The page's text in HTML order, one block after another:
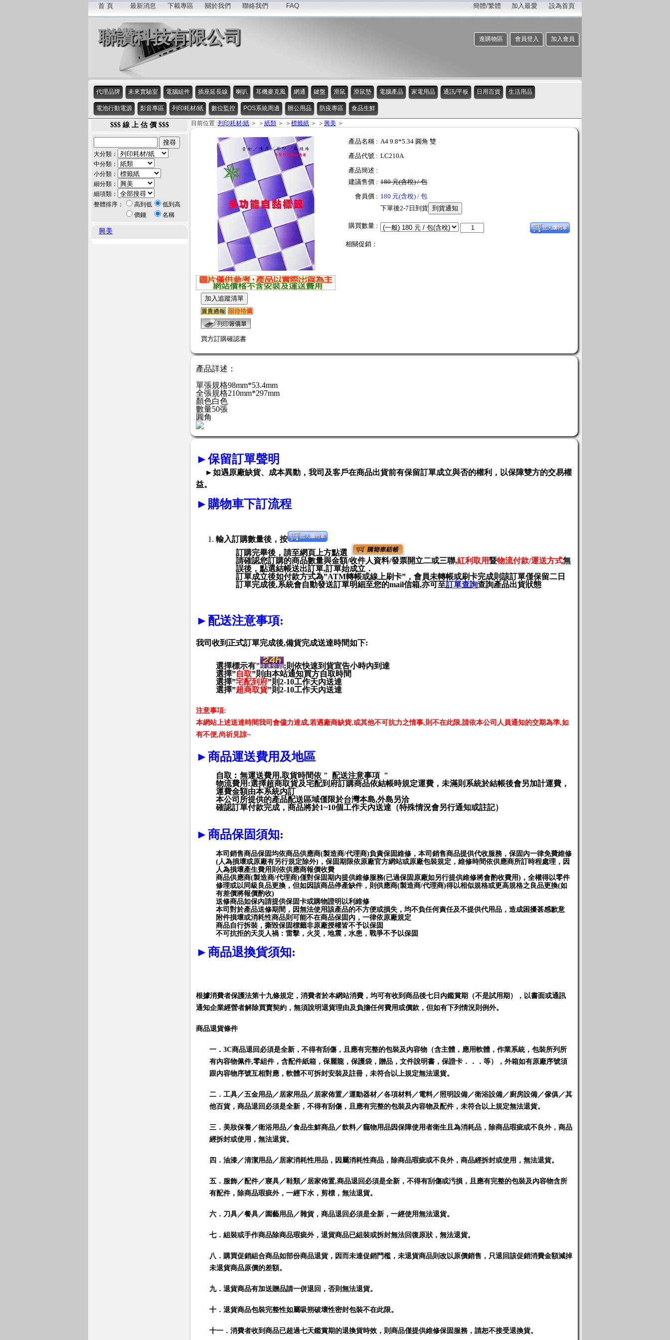
首 頁 最新消息 下載專區 關於我們 聯絡我們 FAQ 簡體/繁體 加入最愛 設為首頁
聯讚科技有限公司 進購物區 會員登入 加入會員
代理品牌 未來實驗室 電腦組件 插座延長線 喇叭 耳機麥克風 網通 鍵盤 滑鼠 滑鼠墊 電腦產品 家電用品 通訊/平板 日用百貨 生活用品
電池行動電源 影音專區 列印耗材/紙 數位監控 POS系統周邊 辦公用品 防疫專區 食品生鮮
$$$ 線 上 估 價 $$$
大分類：
中分類：
小分類：
細分類：
細項類：
整體排序：
高到低
低到高
價錢
名稱
興美
目前位置 :列印耗材/紙 ＞ ＞ 紙類 ＞ ＞ 標籤紙 ＞ ＞ 興美 ＞
買方訂購確認書
產品名稱 : A4 9.8*5.34 圓角 雙
產品代號 : LC210A
產品簡述 :
建議售價 : 180 元(含稅) / 包
會員價 : 180 元(含稅) / 包
下單後2-7日到貨
購買數量 :
相關促銷：
產品詳述：
單張規格98mm*53.4mm
全張規格210mm*297mm
顏色白色
數量50張
圓角
►保留訂單聲明
►如遇原廠缺貨、成本異動，我司及客戶在商品出貨前有保留訂單成立與否的權利，以保障雙方的交易權
益。
► 購物車下訂流程
輸入訂購數量後，按
訂購完畢後，請至網頁上方點選
請確認您訂購的商品數量與金額/收件人資料/發票開立二或三聯,紅利取用暨物流付款/運送方式無
誤後，點選結帳送出訂單,訂單始成立．
訂單成立後如付款方式為”ATM轉帳或線上刷卡”，會員未轉帳或刷卡完成則該訂單僅保留二日
訂單完成後,系統會自動發送訂單明細至您的mail信箱,亦可至訂單查詢查詢產品出貨狀態
► 配送注意事項:
我司收到正式訂單完成後,備貨完成送達時間如下:
選擇標示有" ;則依快速到貨宣告小時內到達
選擇”自取”則由本站通知買方自取時間
選擇”宅配到府”則2-10工作天內送達
選擇”超商取貨”則2-10工作天內送達
注意事項:
本網站上述送達時間我司會儘力達成,若遇廠商缺貨,或其他不可抗力之情事,則不在此限,請依本公司人員通知的交期為準,如
有不便,尚祈見諒~
►商品運送費用及地區
自取︰無運送費用,取貨時間依 " 配送注意事項 "
物流費用 :選擇超商取貨及宅配到府訂購商品依結帳時規定運費，未滿則系統於結帳後會另加計運費，
運費金額由本系統內訂
本公司所提供的產品配送區域僅限於台灣本島,外島另洽
確認訂單付款完成，商品將於1~10個工作天內送達（特殊情況會另行通知或註記）
►商品保固須知:
本司銷售商品保固均依商品供應商(製造商/代理商)負責保固維修，本司銷售商品提供代收服務，保固內一律免費維修
(人為損壞或原廠有另行規定除外)，保固期限依原廠官方網站或原廠包裝規定，維修時間依供應商所訂時程處理，因
人為損壞產生費用則依供應商報價收費
商品供應商(製造商/代理商)僅對保固期內提供維修服務(已過保固原廠如另行提供維修將會酌收費用)，全權得以零件
修理或以同級良品更換，但如因該商品停產缺件，則供應商(製造商/代理商)得以相似規格或更高規格之良品更換(如
有差價將報價酌收)
送修商品如保內請提供保固卡或購物證明以利維修
本司對於產品送修期間，因無法使用該產品的不方便或損失，均不負任何責任及不提供代用品，造成困擾甚感歉意
附件損壞或消耗性商品則可能不在商品保固內，一律依原廠規定
商品自行拆裝，撕毀保固標籤非原廠授權皆不予以保固
不可抗拒的天災人禍：雷擊，火災，地震，水患，戰爭不予以保固
►商品退換貨須知:
根據消費者保護法第十九條規定，消費者於本網站消費，均可有收到商品後七日內鑑賞期（不是試用期）
，以書面或通訊
通知企業經營者解除買賣契約，無須說明退貨理由及負擔任何費用或價款，但如有下列情況則例外。
商品退貨條件
一．3C商品退回必須是全新，不得有刮傷，且應有完整的包裝及內容物（含主體，應用軟體，作業系統，包裝所列所
有內容物佩件,零組件，含配件紙箱，保麗龍，保護袋，贈品，文件說明書，保證卡．．．等），外箱如有原廠序號須
跟內容物序號互相對應，軟體不可拆封安裝及註冊，未符合以上規定無法退貨。
二．工具／五金用品／居家用品／居家佈置／運動器材／各項材料／電料／照明設備／衛浴設備／廚房設備／傢俱／其
他百貨，商品退回必須是全新，不得有刮傷，且應有完整的包裝及內容物及配件，未符合以上規定無法退貨。
三．美妝保養／衛浴用品／食品生鮮商品／飲料／竉物用品因保障使用者衛生且為消耗品，除商品瑕疵或不良外，商品
經拆封或使用，無法退貨。
四．油漆／清潔用品／居家消耗性用品，因屬消耗性商品，除商品瑕疵或不良外，商品經拆封或使用，無法退貨。
五．服飾／配件／寢具／鞋類／居家佈置,商品退回必須是全新，不得有刮傷或汚損，且應有完整的包裝及內容物含所
有配件，除商品瑕疵外，一經下水，剪標，無法退貨。
六．刀具／餐具／園藝用品／雜貨， 商品退回必須是全新，一經使用無法退貨。
七．組裝或手作商品除商品瑕疵外，退貨商品已組裝或拆封無法回復原狀，無法退貨。
八．購買促銷組合商品如部份商品退貨，因而未達促銷門檻，未退貨商品則改以原價銷售，只退回該促銷消費金額減掉
未退貨商品原價的差額。
九．退貨商品有加送贈品請一併退回，否則無法退貨。
十．退貨商品包裝完整性如屬吸朔破壞性密封包裝不在此限。
十一．消費者收到商品已超過七天鑑賞期的退換貨時效，則商品僅提供維修保固服務，請恕不接受退換貨。